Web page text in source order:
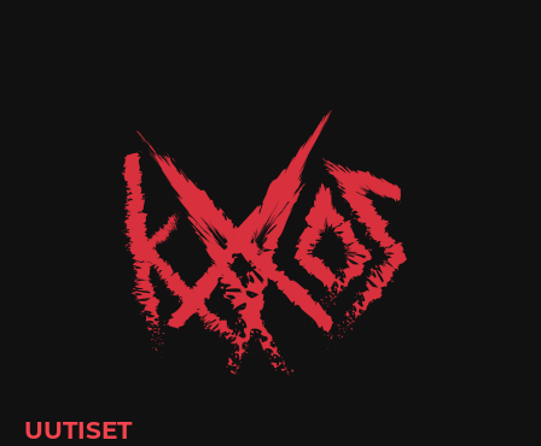
UUTISET